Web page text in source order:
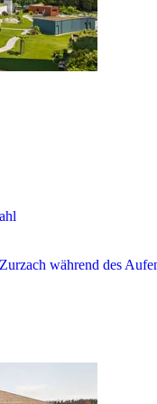
während des